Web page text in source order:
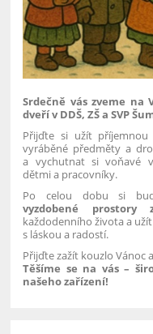
Srdečně vás zveme
dveří v DDŠ, ZŠ a SVP
Přijďte si užít
vyráběné předměty a
a vychutnat si voňavé
dětmi a pracovníky.
Po celou dobu si
vyzdobené prostory
každodenního života a
s láskou a radostí.
Přijďte zažít kouzlo Vánoc
Těšíme se na vás –
našeho zařízení!